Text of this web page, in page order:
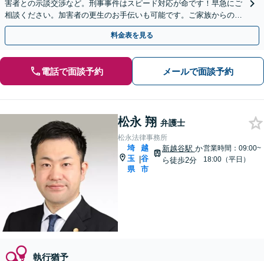
害者との示談交渉など。刑事事件はスピード対応が命です！早急にご
相談ください。加害者の更生のお手伝いも可能です。ご家族からのご
連絡もお待ちしております。【熊谷駅徒歩10分】
料金表を見る
電話で面談予約 メールで面談予約
松永 翔 弁護士
松永法律事務所
埼
玉
県
|
越
谷
市
新越谷駅 か
ら徒歩2分
営業時間：09:00~
18:00（平日）
執行猶予